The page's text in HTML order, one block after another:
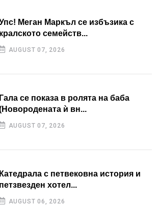
Меган Маркъл се избъзика с
кралското семейств...
AUGUST 07, 2026
Гала се показа в ролята на баба
ѝ вн...
AUGUST 07, 2026
Катедрала с петвековна история и
петзвезден хотел...
AUGUST 06, 2026